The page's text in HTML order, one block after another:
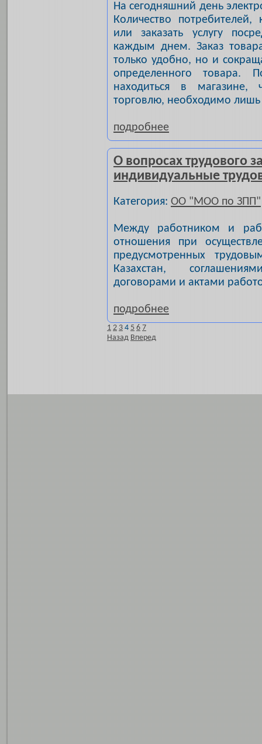
На сегодняшний день
Количество
или заказать услугу
каждым днем. Заказ
только удобно, но и
определенного товара.
находиться в магазине,
торговлю, необходимо
подробнее
О вопросах трудового
индивидуальные
Категория: ОО "МОО по ЗПП"
Между работником и
отношения при
предусмотренных
Казахстан,
договорами и актами
подробнее
1 2 3 4 5 6 7
Назад Вперед